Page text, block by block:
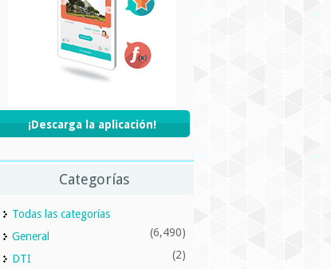
¡Descarga la aplicación!
Categorías
Todas las categorías
General
(6,490)
DTI (2)